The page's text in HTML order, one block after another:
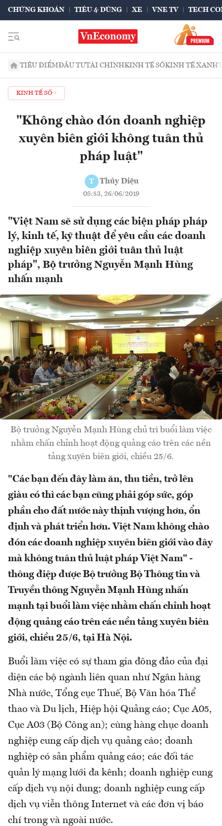
CHỨNG KHOÁN TIÊU & DÙNG XE VNE TV TECH
TIÊU ĐIỂMĐẦU TƯTÀI CHÍNHKINH TẾ SỐKINH TẾ XANH
KINH TẾ SỐ
"Không chào đón doanh nghiệp
xuyên biên giới không tuân thủ
pháp luật"
T Thủy Diệu
08:53, 26/06/2019
"Việt Nam sẽ sử dụng các biện pháp pháp
lý, kinh tế, kỹ thuật để yêu cầu các doanh
nghiệp xuyên biên giới tuân thủ luật
pháp", Bộ trưởng Nguyễn Mạnh Hùng
nhấn mạnh
Bộ trưởng Nguyễn Mạnh Hùng chủ trì buổi làm việc
nhằm chấn chỉnh hoạt động quảng cáo trên các nền
tảng xuyên biên giới, chiều 25/6.
"Các bạn đến đây làm ăn, thu tiền, trở lên
giàu có thì các bạn cũng phải góp sức, góp
phần cho đất nước này thịnh vượng hơn, ổn
định và phát triển hơn. Việt Nam không chào
đón các doanh nghiệp xuyên biên giới vào đây
mà không tuân thủ luật pháp Việt Nam" -
thông điệp được Bộ trưởng Bộ Thông tin và
Truyền thông Nguyễn Mạnh Hùng nhấn
mạnh tại buổi làm việc nhằm chấn chỉnh hoạt
động quảng cáo trên các nền tảng xuyên biên
giới, chiều 25/6, tại Hà Nội.
Buổi làm việc có sự tham gia đông đảo của đại
diện các bộ ngành liên quan như Ngân hàng
Nhà nước, Tổng cục Thuế, Bộ Văn hóa Thể
thao và Du lịch, Hiệp hội Quảng cáo; Cục A05,
Cục A03 (Bộ Công an); cùng hàng chục doanh
nghiệp cung cấp dịch vụ quảng cáo; doanh
nghiệp có sản phẩm quảng cáo; các đối tác
quản lý mạng lưới đa kênh; doanh nghiệp cung
cấp dịch vụ nội dung; doanh nghiệp cung cấp
dịch vụ viễn thông Internet và các đơn vị báo
chí trong và ngoài nước.